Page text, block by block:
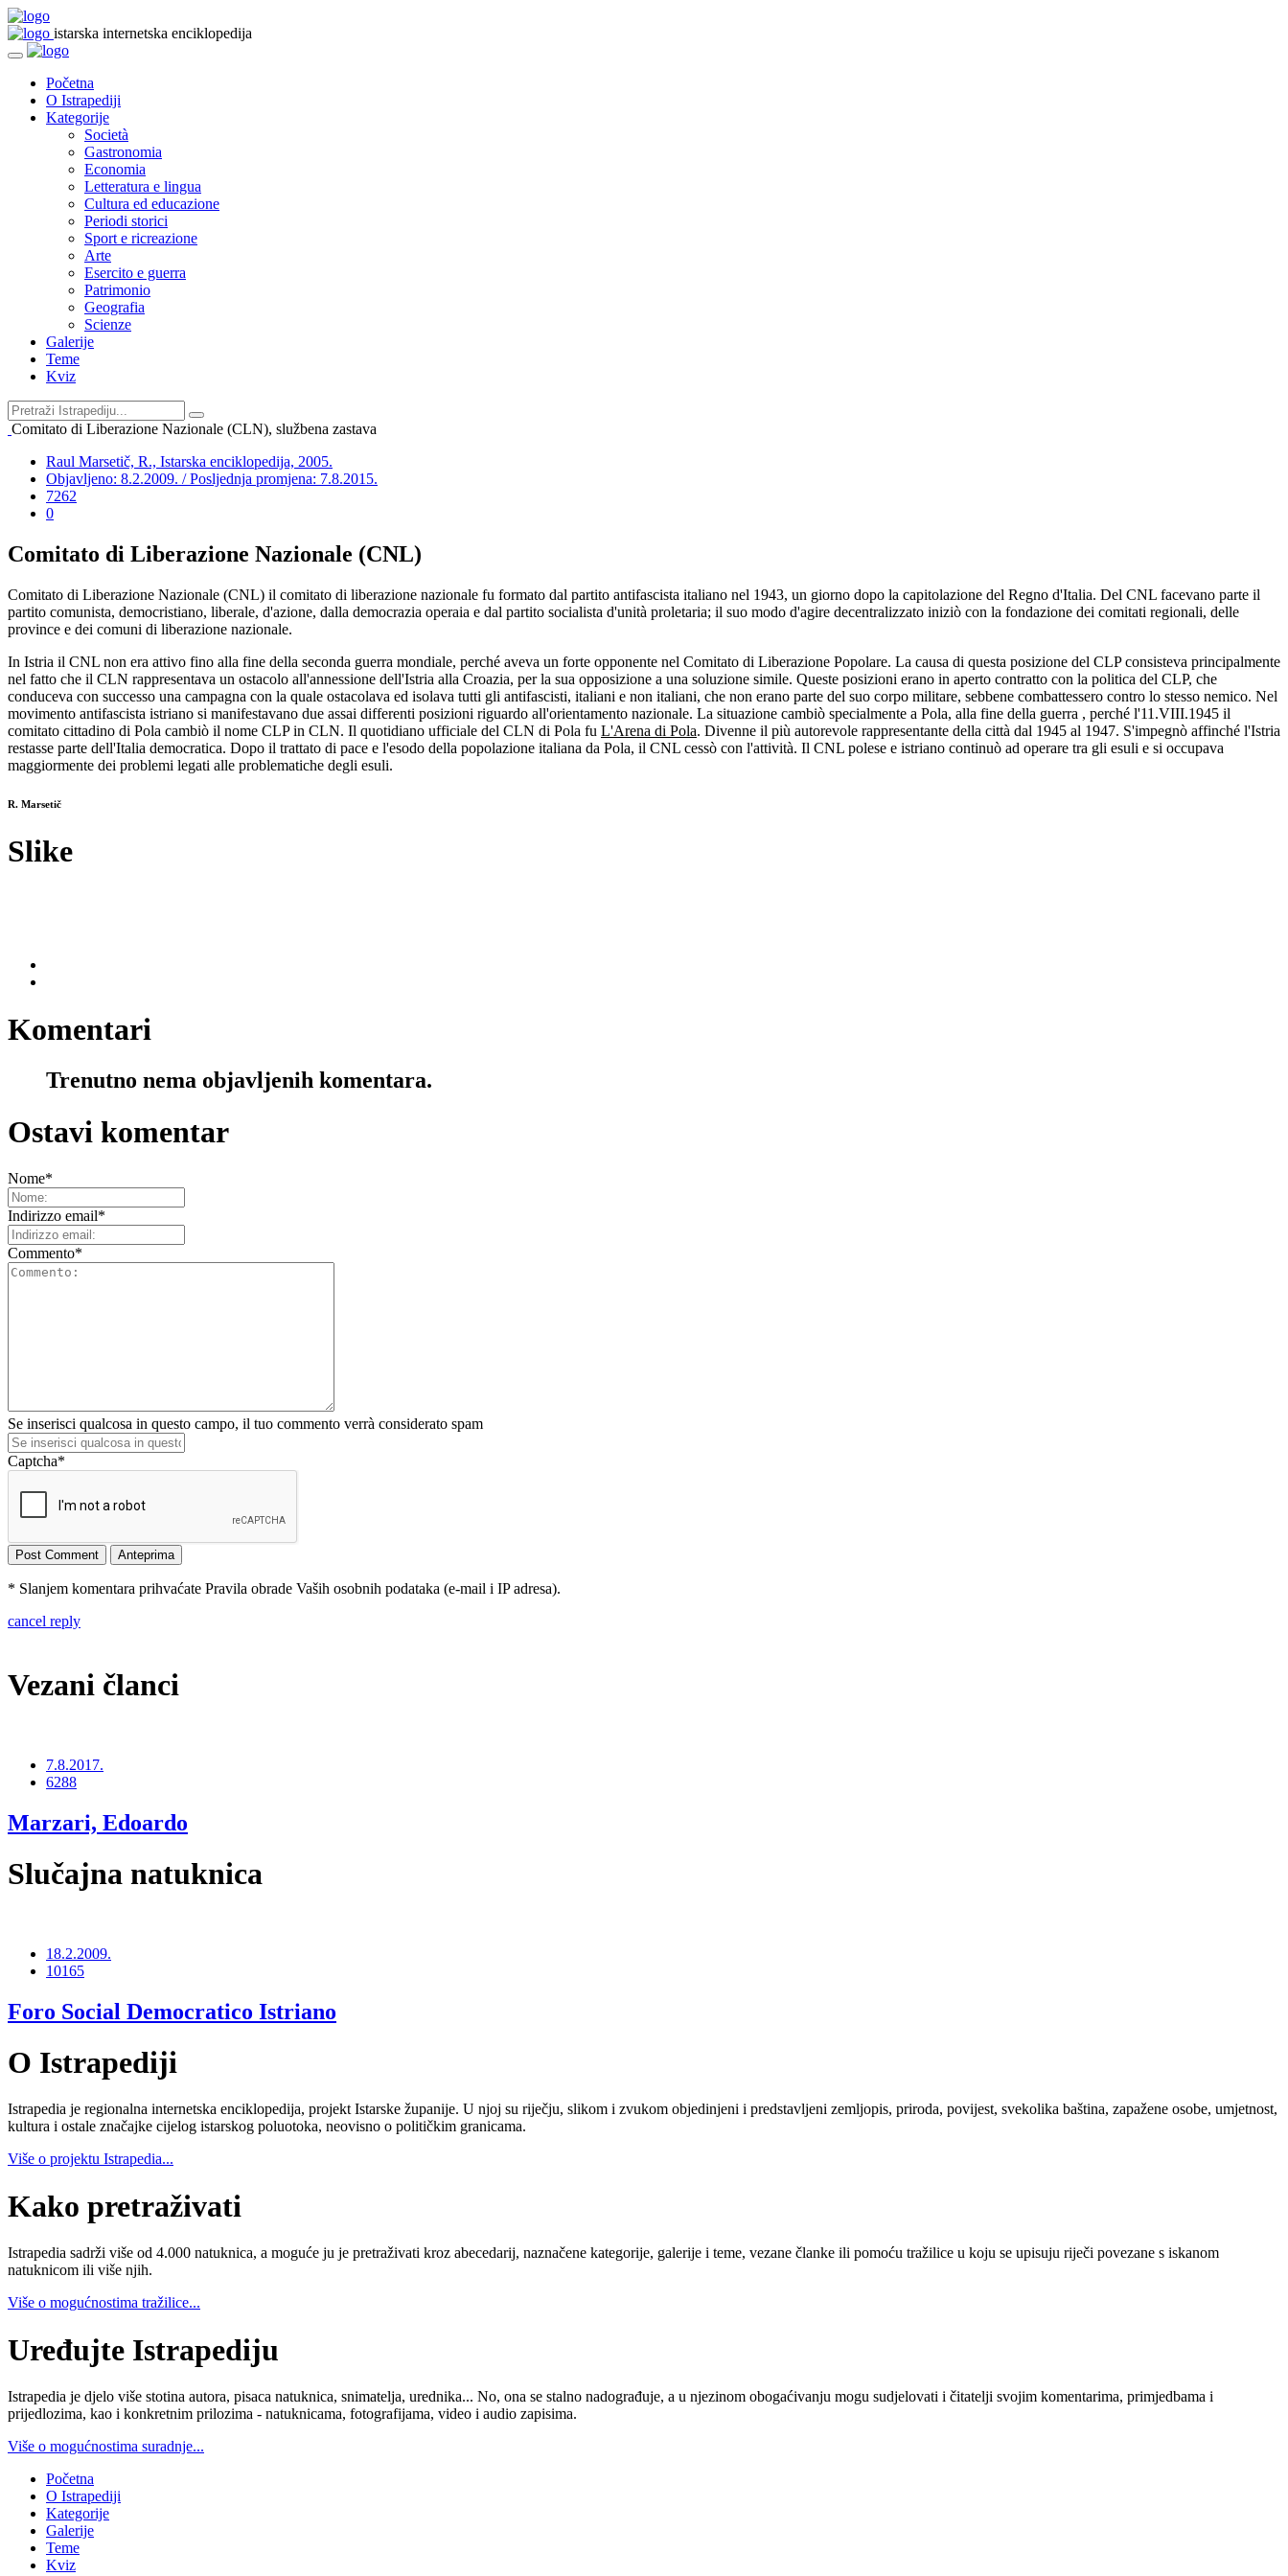
istarska internetska enciklopedija
Početna
O Istrapediji
Kategorije
Società
Gastronomia
Economia
Letteratura e lingua
Cultura ed educazione
Periodi storici
Sport e ricreazione
Arte
Esercito e guerra
Patrimonio
Geografia
Scienze
Galerije
Teme
Kviz
Comitato di Liberazione Nazionale (CLN), službena zastava
Raul Marsetič, R., Istarska enciklopedija, 2005.
Objavljeno: 8.2.2009. / Posljednja promjena: 7.8.2015.
7262
0
Comitato di Liberazione Nazionale (CNL)
Comitato di Liberazione Nazionale (CNL) il comitato di liberazione nazionale fu formato dal partito antifascista italiano nel 1943, un giorno dopo la capitolazione del Regno d'Italia. Del CNL facevano parte il
partito comunista, democristiano, liberale, d'azione, dalla democrazia operaia e dal partito socialista d'unità proletaria; il suo modo d'agire decentralizzato iniziò con la fondazione dei comitati regionali, delle
province e dei comuni di liberazione nazionale.
In Istria il CNL non era attivo fino alla fine della seconda guerra mondiale, perché aveva un forte opponente nel Comitato di Liberazione Popolare. La causa di questa posizione del CLP consisteva principalmente
nel fatto che il CLN rappresentava un ostacolo all'annessione dell'Istria alla Croazia, per la sua opposizione a una soluzione simile. Queste posizioni erano in aperto contratto con la politica del CLP, che
conduceva con successo una campagna con la quale ostacolava ed isolava tutti gli antifascisti, italiani e non italiani, che non erano parte del suo corpo militare, sebbene combattessero contro lo stesso nemico. Nel
movimento antifascista istriano si manifestavano due assai differenti posizioni riguardo all'orientamento nazionale. La situazione cambiò specialmente a Pola, alla fine della guerra , perché l'11.VIII.1945 il
comitato cittadino di Pola cambiò il nome CLP in CLN. Il quotidiano ufficiale del CLN di Pola fu L'Arena di Pola. Divenne il più autorevole rappresentante della città dal 1945 al 1947. S'impegnò affinché l'Istria
restasse parte dell'Italia democratica. Dopo il trattato di pace e l'esodo della popolazione italiana da Pola, il CNL cessò con l'attività. Il CNL polese e istriano continuò ad operare tra gli esuli e si occupava
maggiormente dei problemi legati alle problematiche degli esuli.
R. Marsetič
Slike
Komentari
Trenutno nema objavljenih komentara.
Ostavi komentar
Nome*
Indirizzo email*
Commento*
Se inserisci qualcosa in questo campo, il tuo commento verrà considerato spam
Captcha*
* Slanjem komentara prihvaćate Pravila obrade Vaših osobnih podataka (e-mail i IP adresa).
cancel reply
Vezani članci
7.8.2017.
6288
Marzari, Edoardo
Slučajna natuknica
18.2.2009.
10165
Foro Social Democratico Istriano
O Istrapediji
Istrapedia je regionalna internetska enciklopedija, projekt Istarske županije. U njoj su riječju, slikom i zvukom objedinjeni i predstavljeni zemljopis, priroda, povijest, svekolika baština, zapažene osobe, umjetnost,
kultura i ostale značajke cijelog istarskog poluotoka, neovisno o političkim granicama.
Više o projektu Istrapedia...
Kako pretraživati
Istrapedia sadrži više od 4.000 natuknica, a moguće ju je pretraživati kroz abecedarij, naznačene kategorije, galerije i teme, vezane članke ili pomoću tražilice u koju se upisuju riječi povezane s iskanom
natuknicom ili više njih.
Više o mogućnostima tražilice...
Uređujte Istrapediju
Istrapedia je djelo više stotina autora, pisaca natuknica, snimatelja, urednika... No, ona se stalno nadograđuje, a u njezinom obogaćivanju mogu sudjelovati i čitatelji svojim komentarima, primjedbama i
prijedlozima, kao i konkretnim prilozima - natuknicama, fotografijama, video i audio zapisima.
Više o mogućnostima suradnje...
Početna
O Istrapediji
Kategorije
Galerije
Teme
Kviz